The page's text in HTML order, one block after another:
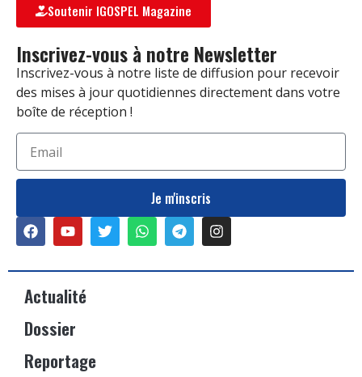
Soutenir IGOSPEL Magazine
Inscrivez-vous à notre Newsletter
Inscrivez-vous à notre liste de diffusion pour recevoir
des mises à jour quotidiennes directement dans votre
boîte de réception !
Je m'inscris
Actualité
Dossier
Reportage